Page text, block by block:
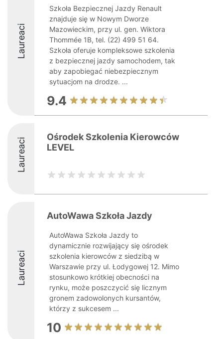
Laureaci
Szkoła Bezpiecznej Jazdy Renault
znajduje się w Nowym Dworze
Mazowieckim, przy ul. gen. Wiktora
Thommée 1B, tel. (22) 499 51 64.
Szkoła oferuje kompleksowe szkolenia
z bezpiecznej jazdy samochodem, tak
aby zapobiegać niebezpiecznym
sytuacjom na drodze. ...
9.4
Laureaci
Ośrodek Szkolenia Kierowców
LEVEL
Laureaci
AutoWawa Szkoła Jazdy
AutoWawa Szkoła Jazdy to
dynamicznie rozwijający się ośrodek
szkolenia kierowców z siedzibą w
Warszawie przy ul. Łodygowej 12. Mimo
stosunkowo krótkiej obecności na
rynku, może poszczycić się licznym
gronem zadowolonych kursantów,
którzy z sukcesem ...
10